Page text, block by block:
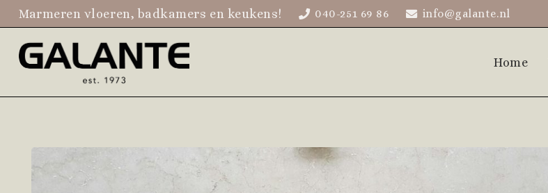
Marmeren vloeren, badkamers en keukens! 040-251 69 86 info@galante.nl
Home